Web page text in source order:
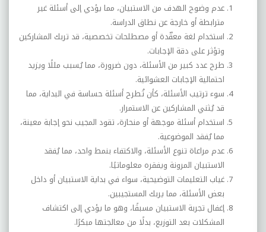
عدم وضوح الهدف من الاستبيان، مما يؤدي إلى أسئلة غير
مترابطة أو خارجة عن نطاق الدراسة.
استخدام لغة معقّدة أو مصطلحات تخصصية، قد تربك المشاركين
وتؤثر على دقة الإجابات.
طرح عدد كبير من الأسئلة، دون ضرورة، مما يُسبب مللًا ويزيد
احتمالية الإجابات العشوائية.
سوء ترتيب الأسئلة، كأن تُطرح أسئلة حساسة في البداية، مما
قد يُثني المشاركين عن الاستمرار.
استخدام أسئلة موجهة أو منحازة، تقود المجيب نحو إجابة معينة،
مما يُفقد الموضوعية.
عدم مراعاة تنوع الأسئلة، والاكتفاء بنمط واحد، مما يُفقد
الاستبيان المرونة ويفقره معلوماتيًا.
غياب التعليمات التوضيحية، سواء في بداية الاستبيان أو داخل
بعض الأسئلة، مما يربك المستجيبين.
إغفال تجربة الاستبيان مسبقًا، وهو ما يؤدي إلى اكتشاف
المشكلات بعد التوزيع، بدلًا من معالجتها مبكرًا.